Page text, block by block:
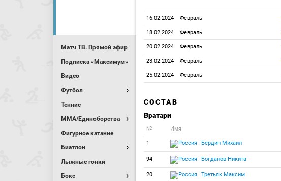
Матч ТВ. Прямой эфир
Подписка «Максимум»
Видео
Футбол
Теннис
MMA/Единоборства
Фигурное катание
Биатлон
Лыжные гонки
Бокс
16.02.2024 Февраль
18.02.2024 Февраль
20.02.2024 Февраль
23.02.2024 Февраль
25.02.2024 Февраль
СОСТАВ
Вратари
№ Имя
1 Бердин Михаил
94 Богданов Никита
20 Третьяк Максим